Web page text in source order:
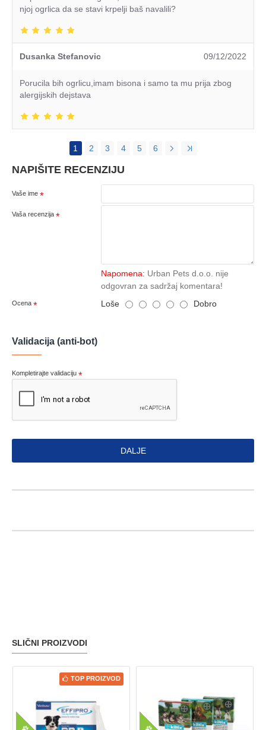
njoj ogrlica da se stavi krpelji baš navalili?
Dusanka Stefanovic 09/12/2022
Porucila bih ogrlicu,imam bisona i samo ta mu prija zbog
alergijskih dejstava
1 2 3 4 5 6
NAPIŠITE RECENZIJU
Vaše ime
Vaša recenzija
Napomena: Urban Pets d.o.o. nije
odgovran za sadržaj komentara!
Ocena Loše Dobro
Validacija (anti-bot)
Kompletirajte validaciju
DALJE
SLIČNI PROIZVODI
TOP PROIZVOD